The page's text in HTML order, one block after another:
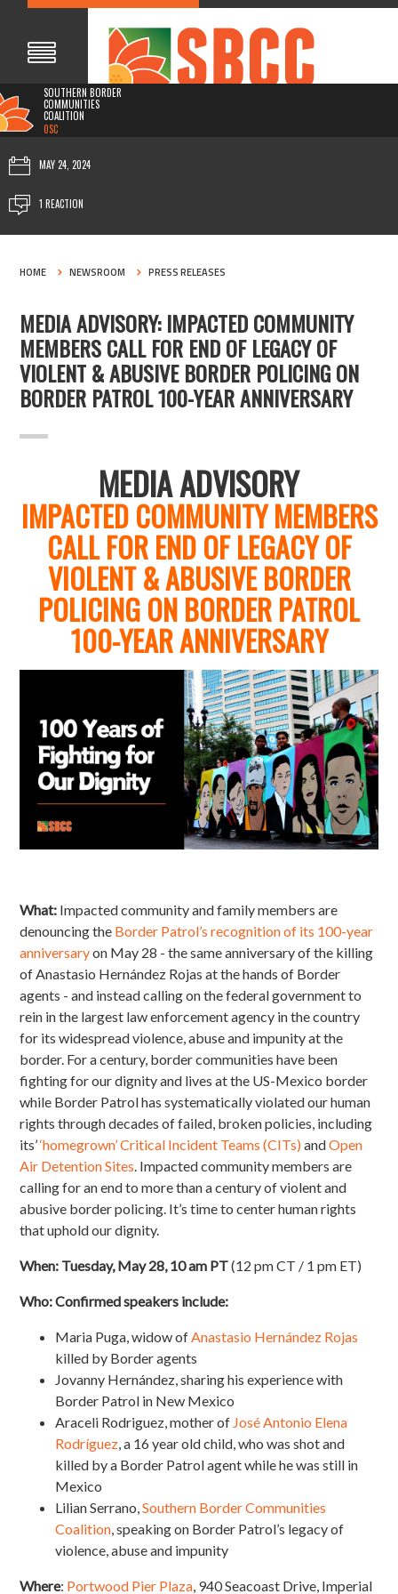
SOUTHERN BORDER
COMMUNITIES
COALITION
0SC
MAY 24, 2024
1 REACTION
HOME NEWSROOM PRESS RELEASES
MEDIA ADVISORY: IMPACTED COMMUNITY
MEMBERS CALL FOR END OF LEGACY OF
VIOLENT & ABUSIVE BORDER POLICING ON
BORDER PATROL 100-YEAR ANNIVERSARY
MEDIA ADVISORY
IMPACTED COMMUNITY MEMBERS
CALL FOR END OF LEGACY OF
VIOLENT & ABUSIVE BORDER
POLICING ON BORDER PATROL
100-YEAR ANNIVERSARY
What: Impacted community and family members are
denouncing the Border Patrol’s recognition of its 100-year
anniversaryon May 28 - the sameanniversary of the killing
of Anastasio Hernández Rojas at the hands of Border
agents - and insteadcalling on the federal government to
rein in the largest law enforcement agency in the country
for its widespread violence, abuse and impunity at the
border. For a century, border communities have been
fighting for our dignity and lives at the US-Mexico border
while Border Patrol has systematically violated our human
rights through decades of failed, brokenpolicies, including
its’‘homegrown’ Critical Incident Teams (CITs)andOpen
Air Detention Sites. Impacted community members are
calling for an end to more than a century of violent and
abusive border policing. It’s time to center human rights
that uphold our dignity.
When: Tuesday, May 28, 10 am PT(12 pm CT / 1 pm ET)
Who: Confirmed speakers include:
Maria Puga, widow ofAnastasio Hernández Rojas
killed by Border agents
Jovanny Hernández, sharing his experience with
Border Patrol in New Mexico
Araceli Rodriguez, mother of José Antonio Elena
Rodríguez, a 16 year old child, who was shot and
killed by a Border Patrol agent while he was still in
Mexico
Lilian Serrano,Southern Border Communities
Coalition, speaking on Border Patrol’s legacy of
violence, abuse and impunity
Where: Portwood Pier Plaza, 940 Seacoast Drive, Imperial